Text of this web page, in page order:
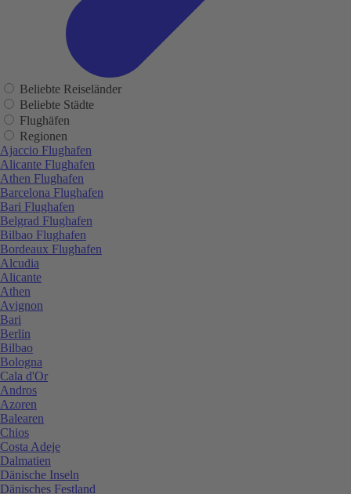
Beliebte Reiseländer
Beliebte Städte
Flughäfen
Regionen
Ajaccio Flughafen
Alicante Flughafen
Athen Flughafen
Barcelona Flughafen
Bari Flughafen
Belgrad Flughafen
Bilbao Flughafen
Bordeaux Flughafen
Alcudia
Alicante
Athen
Avignon
Bari
Berlin
Bilbao
Bologna
Cala d'Or
Andros
Azoren
Balearen
Chios
Costa Adeje
Dalmatien
Dänische Inseln
Dänisches Festland